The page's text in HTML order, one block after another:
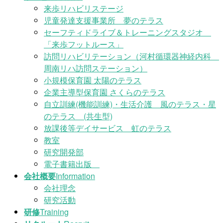
来歩リハビリステージ
児童発達支援事業所 夢のテラス
セーフティドライブ＆トレーニングスタジオ
「来歩フットルース」
訪問リハビリテーション（河村循環器神経内科
周南リハ訪問ステーション）
小規模保育園 太陽のテラス
企業主導型保育園 さくらのテラス
自立訓練(機能訓練)・生活介護 風のテラス・星
のテラス (共生型)
放課後等デイサービス 虹のテラス
教室
研究開発部
電子書籍出版
会社概要Information
会社理念
研究活動
研修Training